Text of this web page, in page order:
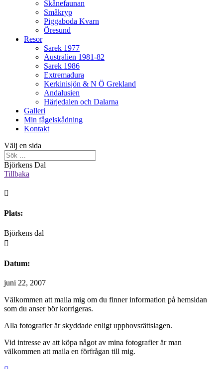
Skånefaunan
Småkryp
Piggaboda Kvarn
Öresund
Resor
Sarek 1977
Australien 1981-82
Sarek 1986
Extremadura
Kerkinisjön & N Ö Grekland
Andalusien
Härjedalen och Dalarna
Galleri
Min fågelskådning
Kontakt
Välj en sida
Björkens Dal
Tillbaka

Plats:
Björkens dal

Datum:
juni 22, 2007
Välkommen att maila mig om du finner information på hemsidan
som du anser bör korrigeras.
Alla fotografier är skyddade enligt upphovsrättslagen.
Vid intresse av att köpa något av mina fotografier är man
välkommen att maila en förfrågan till mig.